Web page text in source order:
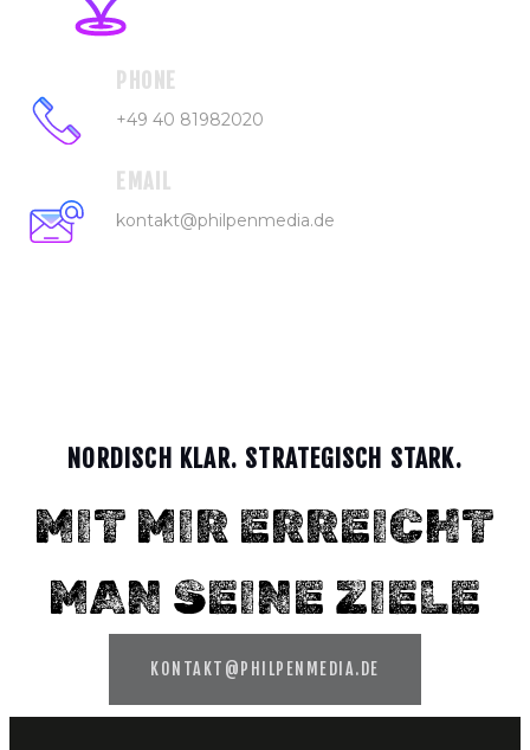
PHONE
+49 40 81982020
EMAIL
kontakt@philpenmedia.de
NORDISCH KLAR. STRATEGISCH STARK.
MIT MIR ERREICHT
MAN SEINE ZIELE
KONTAKT@PHILPENMEDIA.DE